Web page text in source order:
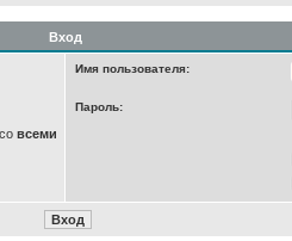
Вход
всеми
Имя пользователя:
Пароль: